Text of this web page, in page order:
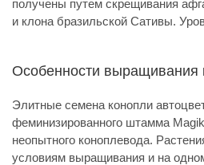
получены путем скрещивания
и клона бразильской Сативы.
Особенности выращивания
Элитные семена конопли
феминизированного штамма
неопытного коноплевода.
условиям выращивания и на